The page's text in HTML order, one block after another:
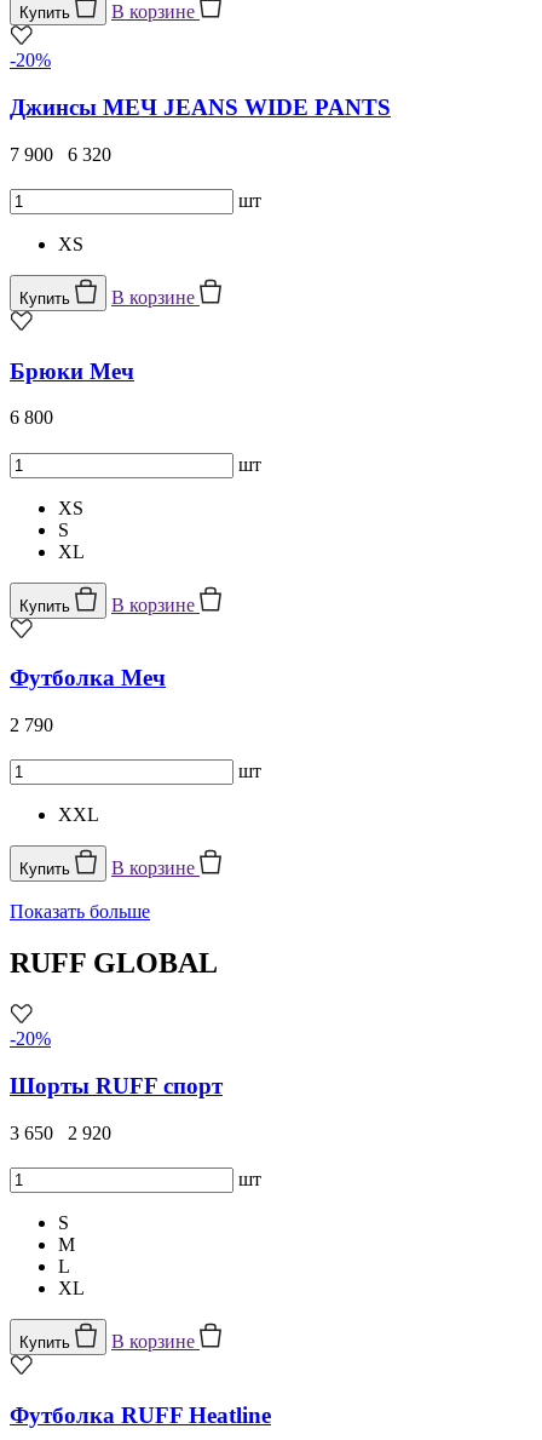
Купить В корзине
-20%
Джинсы МЕЧ JEANS WIDE PANTS
7 900 6 320
шт
XS
Купить В корзине
Брюки Меч
6 800
шт
XS
S
XL
Купить В корзине
Футболка Меч
2 790
шт
XXL
Купить В корзине
Показать больше
RUFF GLOBAL
-20%
Шорты RUFF спорт
3 650 2 920
шт
S
M
L
XL
Купить В корзине
Футболка RUFF Heatline